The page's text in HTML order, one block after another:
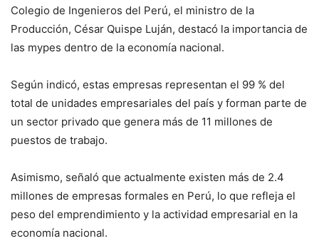
Colegio de Ingenieros del Perú, el ministro de la
Producción, César Quispe Luján, destacó la importancia de
las mypes dentro de la economía nacional.
Según indicó, estas empresas representan el 99 % del
total de unidades empresariales del país y forman parte de
un sector privado que genera más de 11 millones de
puestos de trabajo.
Asimismo, señaló que actualmente existen más de 2.4
millones de empresas formales en Perú, lo que refleja el
peso del emprendimiento y la actividad empresarial en la
economía nacional.